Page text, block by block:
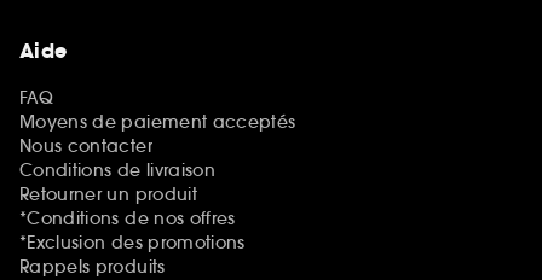
Aide
FAQ
Moyens de paiement acceptés
Nous contacter
Conditions de livraison
Retourner un produit
*Conditions de nos offres
*Exclusion des promotions
Rappels produits